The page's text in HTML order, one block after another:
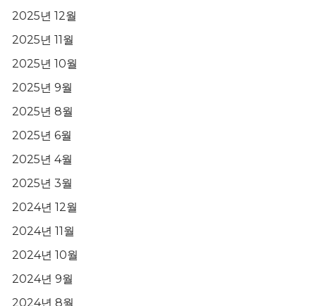
2025년 12월
2025년 11월
2025년 10월
2025년 9월
2025년 8월
2025년 6월
2025년 4월
2025년 3월
2024년 12월
2024년 11월
2024년 10월
2024년 9월
2024년 8월